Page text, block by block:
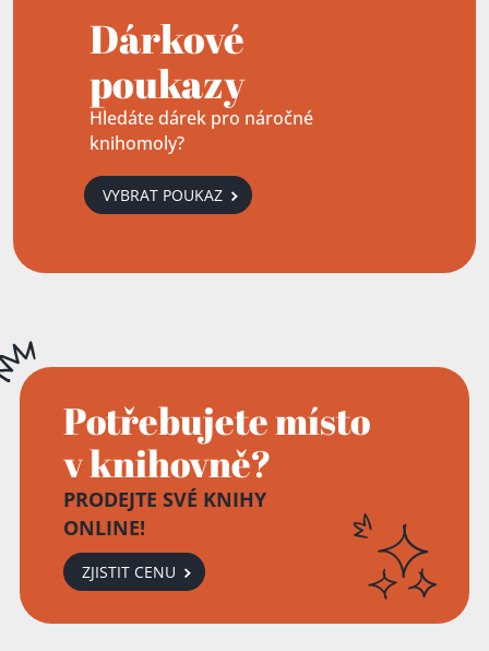
Dárkové
poukazy
Hledáte dárek pro náročné
knihomoly?
VYBRAT POUKAZ
Potřebujete místo
v knihovně?
PRODEJTE SVÉ KNIHY
ONLINE!
ZJISTIT CENU
Přidáno do košíku!